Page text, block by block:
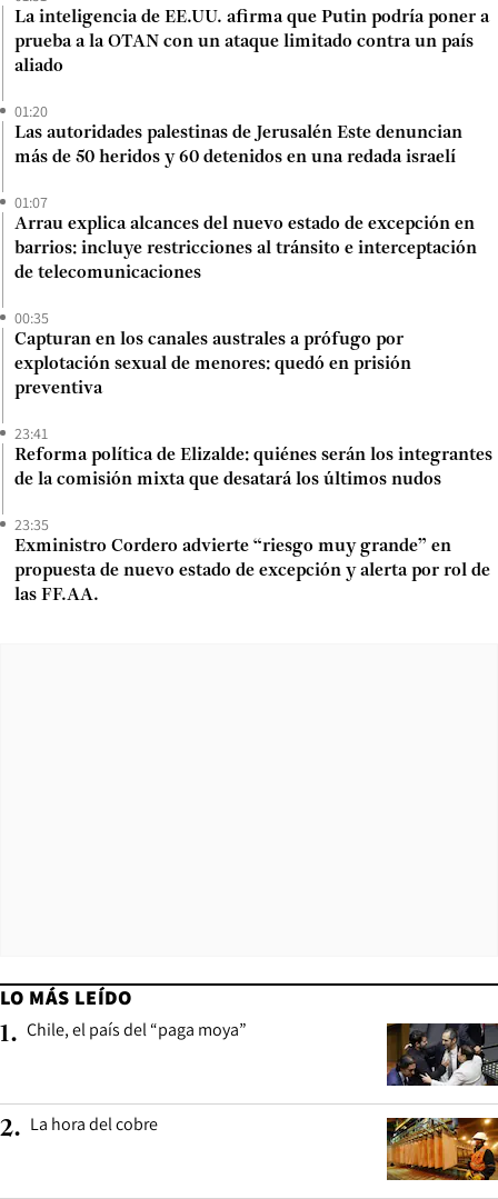
La inteligencia de EE.UU. afirma que Putin podría poner a
prueba a la OTAN con un ataque limitado contra un país
aliado
01:20
Las autoridades palestinas de Jerusalén Este denuncian
más de 50 heridos y 60 detenidos en una redada israelí
01:07
Arrau explica alcances del nuevo estado de excepción en
barrios: incluye restricciones al tránsito e interceptación
de telecomunicaciones
00:35
Capturan en los canales australes a prófugo por
explotación sexual de menores: quedó en prisión
preventiva
23:41
Reforma política de Elizalde: quiénes serán los integrantes
de la comisión mixta que desatará los últimos nudos
23:35
Exministro Cordero advierte “riesgo muy grande” en
propuesta de nuevo estado de excepción y alerta por rol de
las FF.AA.
LO MÁS LEÍDO
1. Chile, el país del “paga moya”
2. La hora del cobre